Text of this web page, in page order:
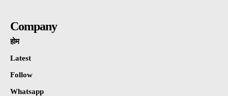
Company
होम
Latest
Follow
Whatsapp